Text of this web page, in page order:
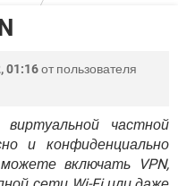
10
01:16от пользователя
частной
и конфиденциально
включать VPN,